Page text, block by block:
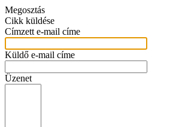
Megosztás
Cikk küldése
Címzett e-mail címe
Küldő e-mail címe
Üzenet